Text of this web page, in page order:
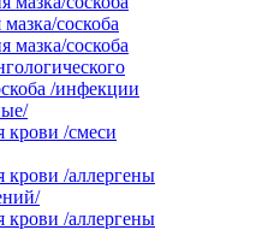
соскоба
мазка/соскоба
/инфекции
крови /смеси
крови /аллергены
крови /аллергены